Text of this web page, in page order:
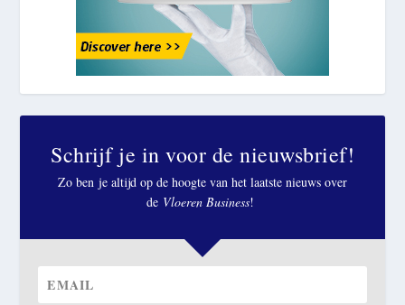
Schrijf je in voor de nieuwsbrief!
Zo ben je altijd op de hoogte van het laatste nieuws over
de Vloeren Business!